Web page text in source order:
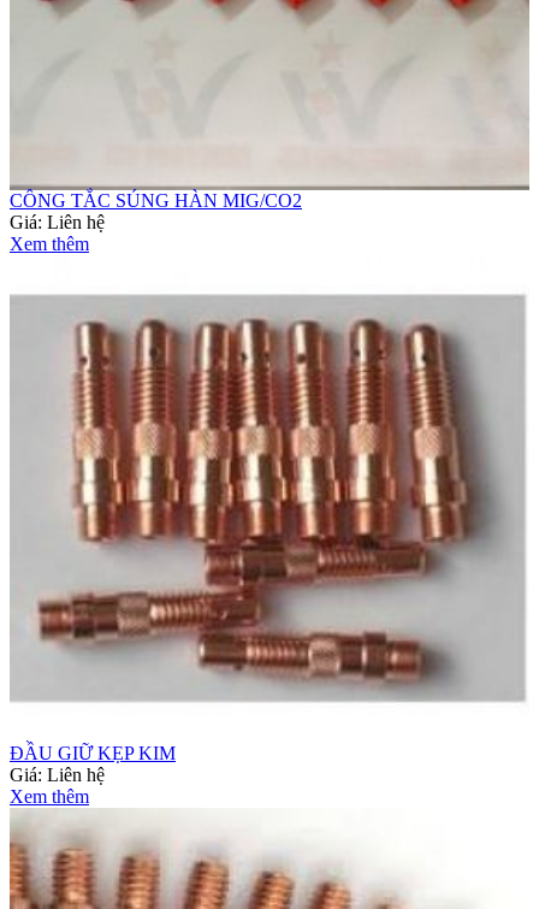
CÔNG TẮC SÚNG HÀN MIG/CO2
Giá: Liên hệ
Xem thêm
ĐẦU GIỮ KẸP KIM
Giá: Liên hệ
Xem thêm